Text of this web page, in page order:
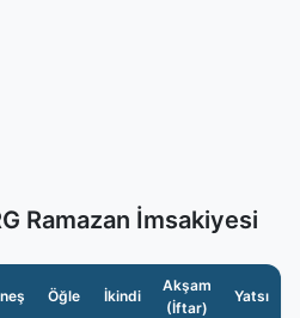
Ramazan İmsakiyesi
Öğle İkindi
Akşam
(İftar)
Yatsı